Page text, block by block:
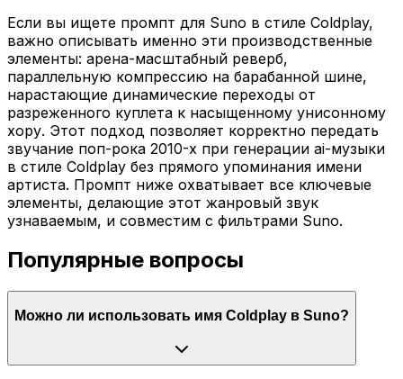
Если вы ищете промпт для Suno в стиле Coldplay,
важно описывать именно эти производственные
элементы: арена-масштабный реверб,
параллельную компрессию на барабанной шине,
нарастающие динамические переходы от
разреженного куплета к насыщенному унисонному
хору. Этот подход позволяет корректно передать
звучание поп-рока 2010-х при генерации ai-музыки
в стиле Coldplay без прямого упоминания имени
артиста. Промпт ниже охватывает все ключевые
элементы, делающие этот жанровый звук
узнаваемым, и совместим с фильтрами Suno.
Популярные вопросы
Можно ли использовать имя Coldplay в Suno?